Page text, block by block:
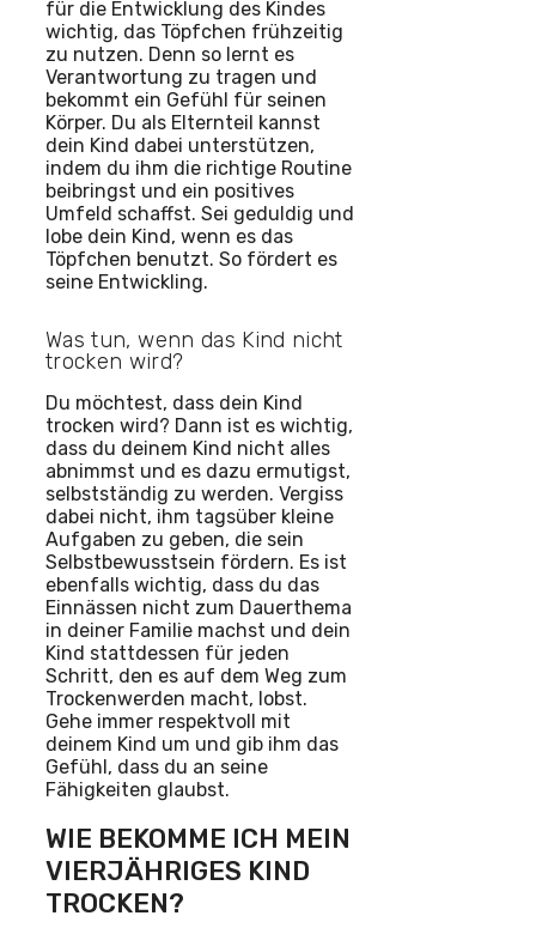
für die Entwicklung des Kindes
wichtig, das Töpfchen frühzeitig
zu nutzen. Denn so lernt es
Verantwortung zu tragen und
bekommt ein Gefühl für seinen
Körper. Du als Elternteil kannst
dein Kind dabei unterstützen,
indem du ihm die richtige Routine
beibringst und ein positives
Umfeld schaffst. Sei geduldig und
lobe dein Kind, wenn es das
Töpfchen benutzt. So fördert es
seine Entwickling.
Was tun, wenn das Kind nicht
trocken wird?
Du möchtest, dass dein Kind
trocken wird? Dann ist es wichtig,
dass du deinem Kind nicht alles
abnimmst und es dazu ermutigst,
selbstständig zu werden. Vergiss
dabei nicht, ihm tagsüber kleine
Aufgaben zu geben, die sein
Selbstbewusstsein fördern. Es ist
ebenfalls wichtig, dass du das
Einnässen nicht zum Dauerthema
in deiner Familie machst und dein
Kind stattdessen für jeden
Schritt, den es auf dem Weg zum
Trockenwerden macht, lobst.
Gehe immer respektvoll mit
deinem Kind um und gib ihm das
Gefühl, dass du an seine
Fähigkeiten glaubst.
WIE BEKOMME ICH MEIN
VIERJÄHRIGES KIND
TROCKEN?